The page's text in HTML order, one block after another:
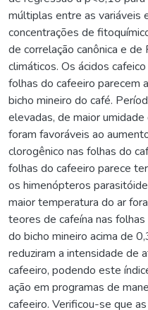
múltiplas entre as variáveis
concentrações de
de correlação canônica e
climáticos. Os ácidos
folhas do cafeeiro parecem
bicho mineiro do café.
elevadas, de maior
foram favoráveis ao
clorogênico nas folhas do
folhas do cafeeiro parece
os himenópteros
maior temperatura do ar
teores de cafeína nas
do bicho mineiro acima de
reduziram a intensidade de
cafeeiro, podendo este
ação em programas de
cafeeiro. Verificou-se que